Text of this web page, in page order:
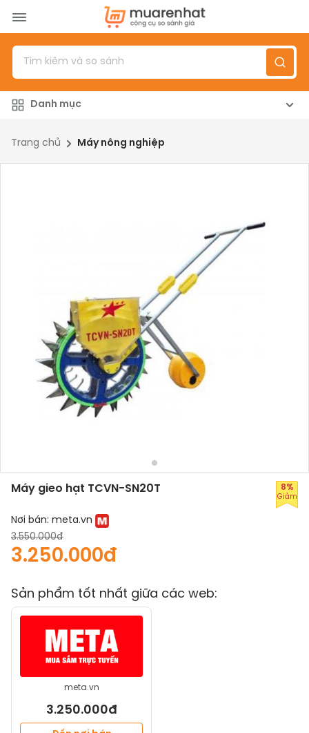
Menu
Sản phẩm
Đánh giá sản phẩm
Danh mục
Trang chủ Máy nông nghiệp
8%
Giảm
Máy gieo hạt TCVN-SN20T
Nơi bán: meta.vn
3.550.000đ
3.250.000đ
Sản phẩm tốt nhất giữa các web:
meta.vn
3.250.000đ